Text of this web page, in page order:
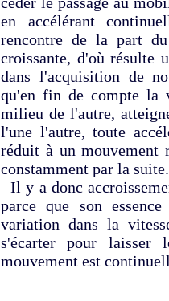
en accélérant
rencontre de la part
croissante, d'où résulte
dans l'acquisition de
qu'en fin de compte la
milieu de l'autre,
l'une l'autre, toute
réduit à un mouvement
constamment par la suite.
Il y a donc
parce que son
variation dans la
s'écarter pour
mouvement est